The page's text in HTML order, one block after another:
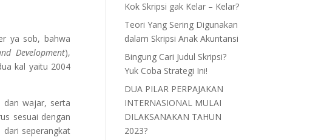
ya sob, bahwa
Development),
kal yaitu 2004
dan wajar, serta
sesuai dengan
seperangkat
Kok Skripsi gak Kelar – Kelar?
Teori Yang Sering Digunakan
dalam Skripsi Anak Akuntansi
Bingung Cari Judul Skripsi?
Yuk Coba Strategi Ini!
DUA PILAR PERPAJAKAN
INTERNASIONAL MULAI
DILAKSANAKAN TAHUN
2023?